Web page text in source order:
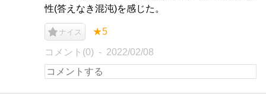
性(答えなき混沌)を感じた。
ナイス ★5
コメント(0) 2022/02/08